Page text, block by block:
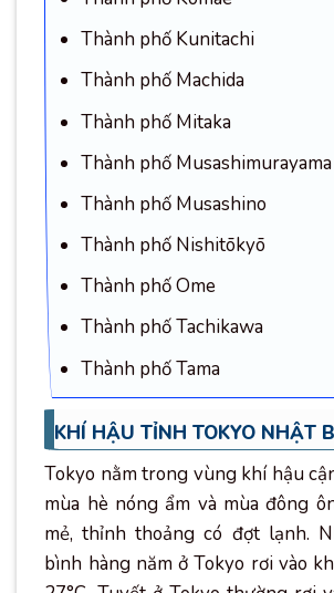
Thành phố Kunitachi
Thành phố Machida
Thành phố Mitaka
Thành phố Musashimurayama
Thành phố Musashino
Thành phố Nishitōkyō
Thành phố Ome
Thành phố Tachikawa
Thành phố Tama
KHÍ HẬU TỈNH TOKYO NHẬT
Tokyo nằm trong vùng khí hậu
mùa hè nóng ẩm và mùa đông
mẻ, thỉnh thoảng có đợt lạnh.
bình hàng năm ở Tokyo rơi vào